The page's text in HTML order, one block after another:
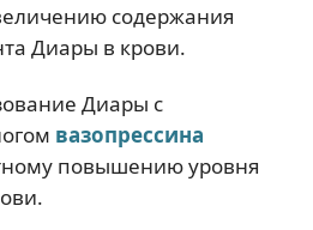
содержания
Диары в крови.
Диары с
вазопрессина
повышению уровня